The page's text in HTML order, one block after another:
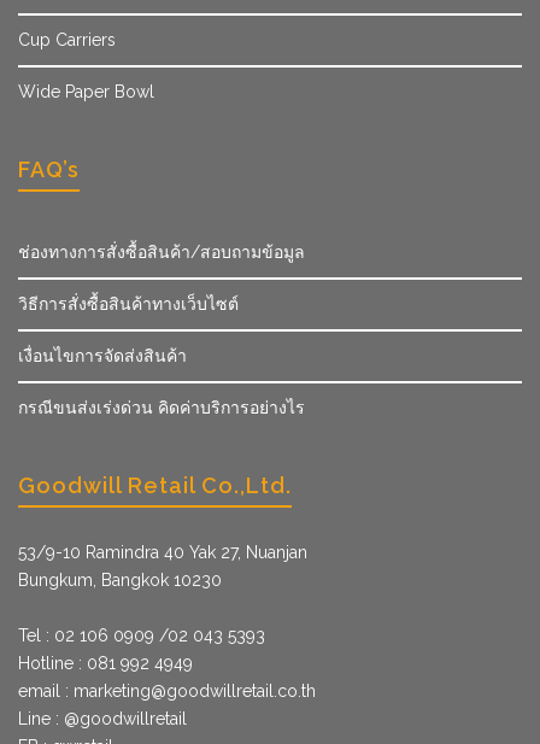
Cup Carriers
Wide Paper Bowl
FAQ’s
ช่องทางการสั่งซื้อสินค้า/สอบถามข้อมูล
วิธีการสั่งซื้อสินค้าทางเว็บไซต์
เงื่อนไขการจัดส่งสินค้า
กรณีขนส่งเร่งด่วน คิดค่าบริการอย่างไร
Goodwill Retail Co.,Ltd.
53/9­-10 Ramindra 40 Yak 27, Nuanjan
Bungkum, Bangkok 10230
Tel : 02 106 0909 /02 043 5393
Hotline : 081 992 4949
email : marketing@goodwillretail.co.th
Line : @goodwillretail